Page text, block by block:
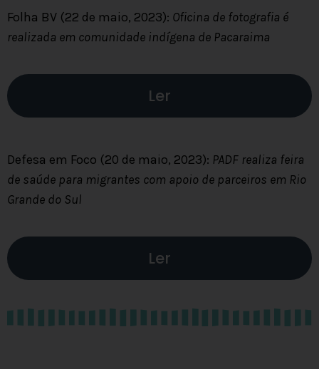
Folha BV (22 de maio, 2023): Oficina de fotografia é
realizada em comunidade indígena de Pacaraima
Ler
Defesa em Foco (20 de maio, 2023): PADF realiza feira
de saúde para migrantes com apoio de parceiros em Rio
Grande do Sul
Ler